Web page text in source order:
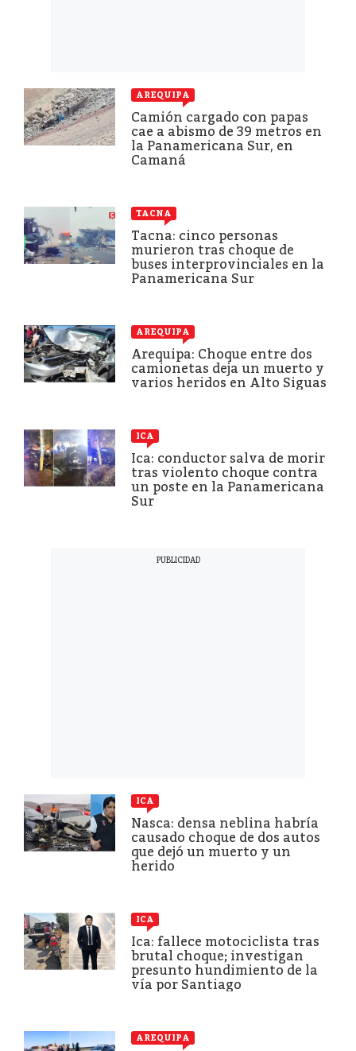
AREQUIPA
Camión cargado con papas
cae a abismo de 39 metros en
la Panamericana Sur, en
Camaná
TACNA
Tacna: cinco personas
murieron tras choque de
buses interprovinciales en la
Panamericana Sur
AREQUIPA
Arequipa: Choque entre dos
camionetas deja un muerto y
varios heridos en Alto Siguas
ICA
Ica: conductor salva de morir
tras violento choque contra
un poste en la Panamericana
Sur
ICA
Nasca: densa neblina habría
causado choque de dos autos
que dejó un muerto y un
herido
ICA
Ica: fallece motociclista tras
brutal choque; investigan
presunto hundimiento de la
vía por Santiago
AREQUIPA